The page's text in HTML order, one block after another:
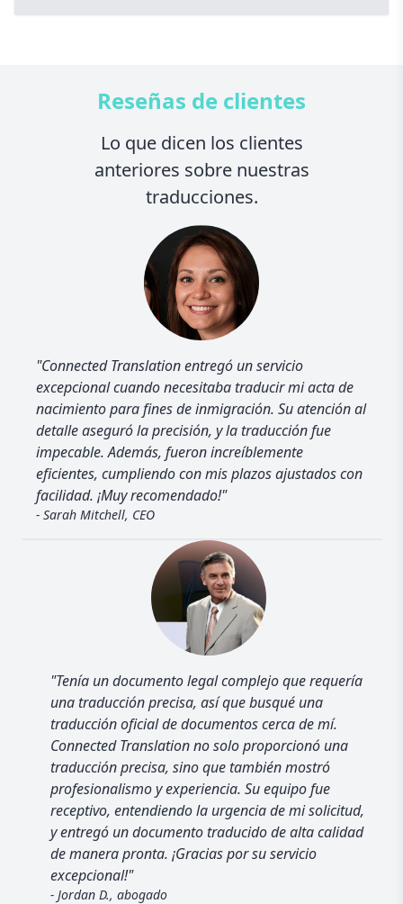
Reseñas de clientes
Lo que dicen los clientes
anteriores sobre nuestras
traducciones.
"Connected Translation entregó un servicio
excepcional cuando necesitaba traducir mi acta de
nacimiento para fines de inmigración. Su atención al
detalle aseguró la precisión, y la traducción fue
impecable. Además, fueron increíblemente
eficientes, cumpliendo con mis plazos ajustados con
facilidad. ¡Muy recomendado!"
- Sarah Mitchell, CEO
"Tenía un documento legal complejo que requería
una traducción precisa, así que busqué una
traducción oficial de documentos cerca de mí.
Connected Translation no solo proporcionó una
traducción precisa, sino que también mostró
profesionalismo y experiencia. Su equipo fue
receptivo, entendiendo la urgencia de mi solicitud,
y entregó un documento traducido de alta calidad
de manera pronta. ¡Gracias por su servicio
excepcional!"
- Jordan D., abogado